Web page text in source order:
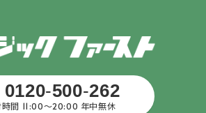
0120-500-262
時間 11:00〜20:00 年中無休